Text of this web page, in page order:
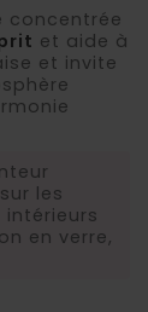
concentrée
et aide à
et invite
les
en verre,